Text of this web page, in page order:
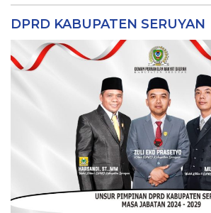
DPRD KABUPATEN SERUYAN